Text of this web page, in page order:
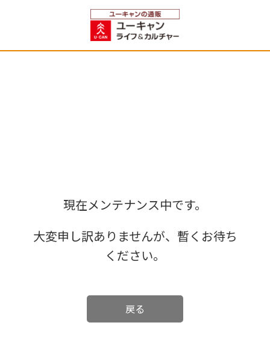
現在メンテナンス中です。
大変申し訳ありませんが、暫くお待ち
ください。
戻る